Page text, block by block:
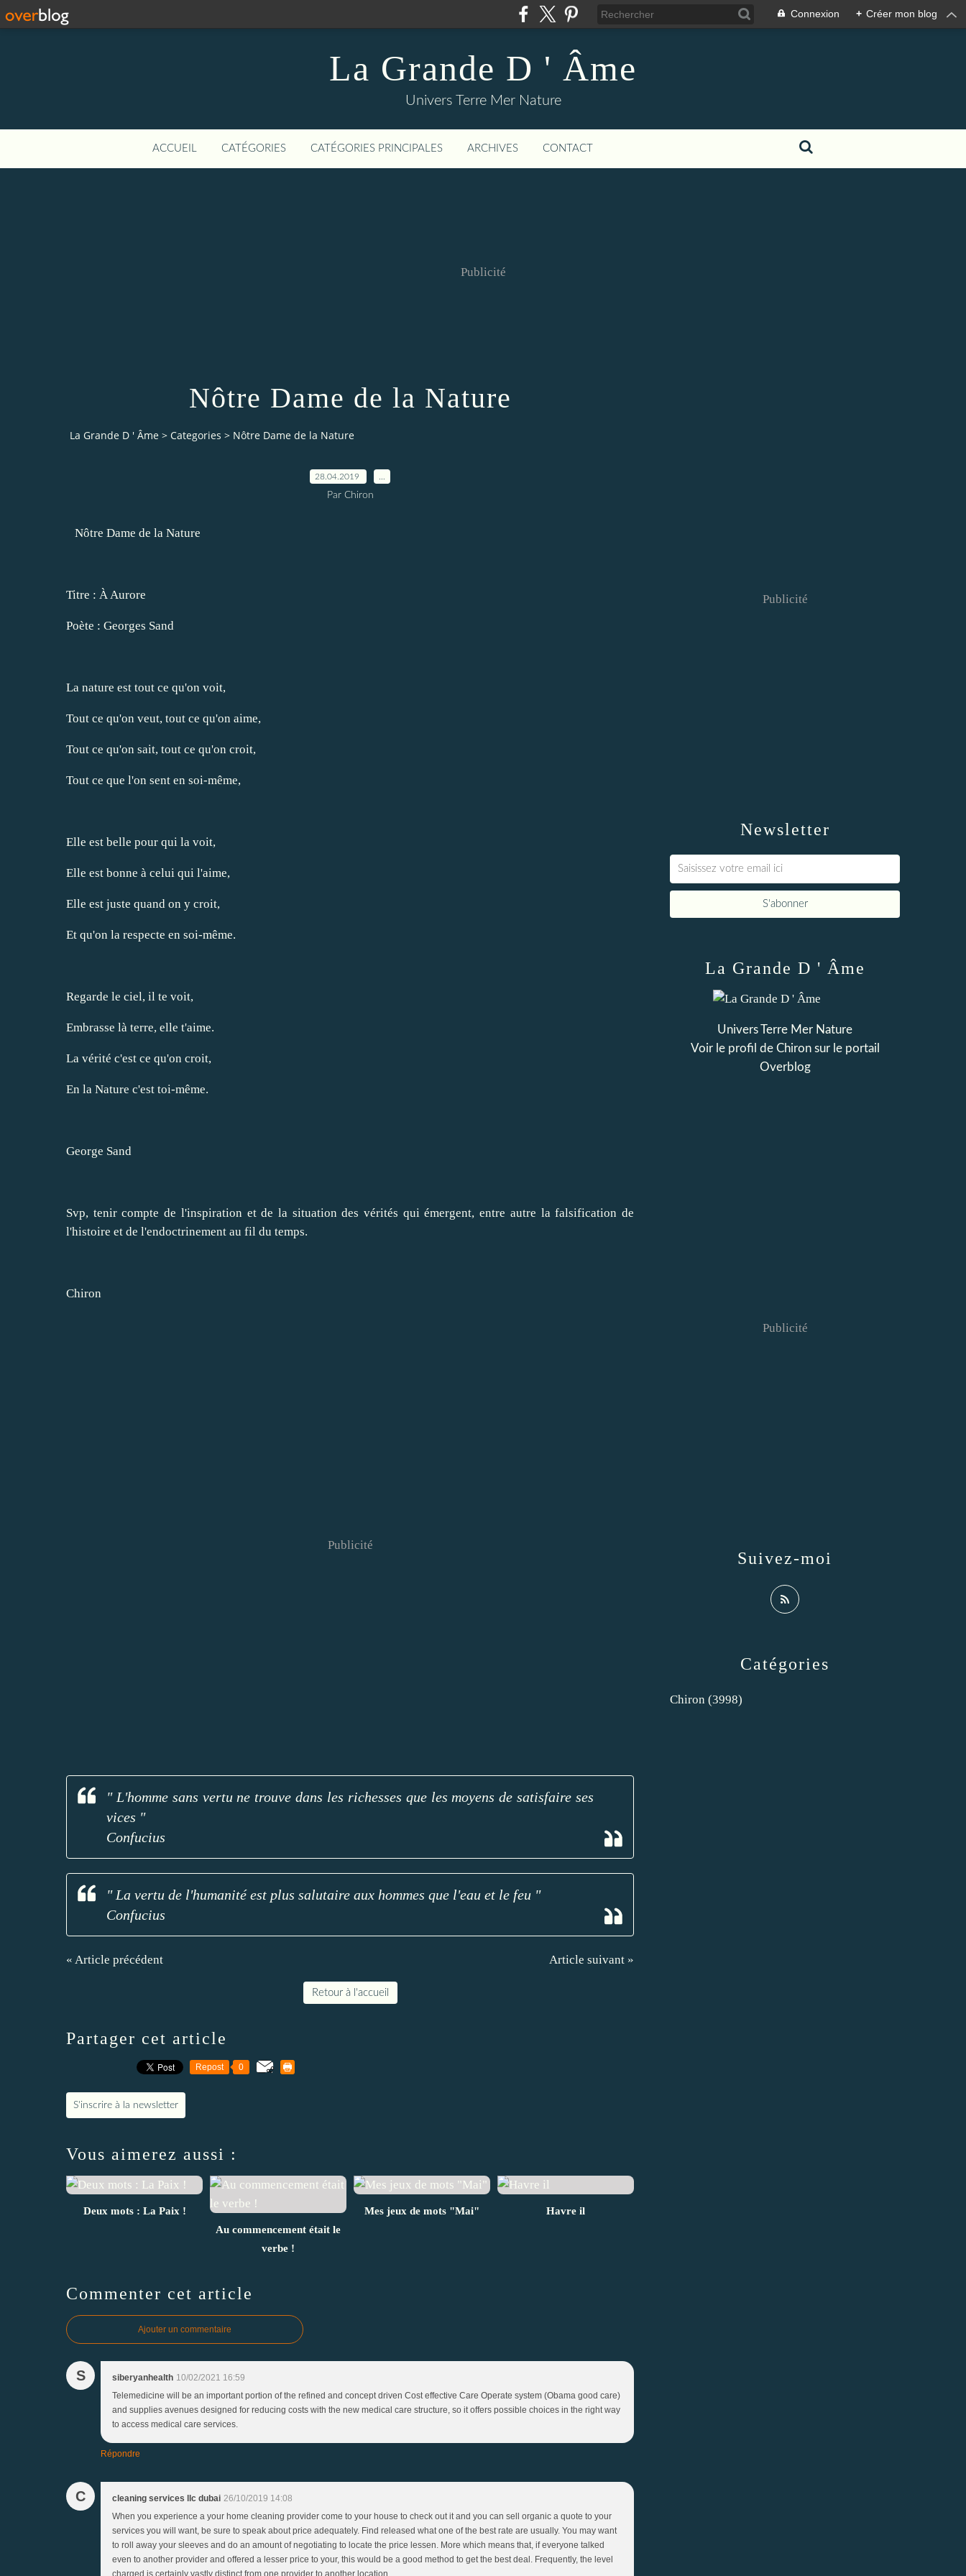
Connexion + Créer mon blog
La Grande D ' Âme
Univers Terre Mer Nature
ACCUEIL CATÉGORIES CATÉGORIES PRINCIPALES ARCHIVES CONTACT
Publicité
Nôtre Dame de la Nature
La Grande D ' Âme > Categories > Nôtre Dame de la Nature
28.04.2019
Par Chiron
Nôtre Dame de la Nature
Titre : À Aurore
Poète : Georges Sand
La nature est tout ce qu'on voit,
Tout ce qu'on veut, tout ce qu'on aime,
Tout ce qu'on sait, tout ce qu'on croit,
Tout ce que l'on sent en soi-même,
Elle est belle pour qui la voit,
Elle est bonne à celui qui l'aime,
Elle est juste quand on y croit,
Et qu'on la respecte en soi-même.
Regarde le ciel, il te voit,
Embrasse là terre, elle t'aime.
La vérité c'est ce qu'on croit,
En la Nature c'est toi-même.
George Sand
Svp, tenir compte de l'inspiration et de la situation des vérités qui émergent, entre autre la falsification de
l'histoire et de l'endoctrinement au fil du temps.
Chiron
Publicité
" L'homme sans vertu ne trouve dans les richesses que les moyens de satisfaire ses
vices "
Confucius
" La vertu de l'humanité est plus salutaire aux hommes que l'eau et le feu "
Confucius
« Article précédent Article suivant »
Retour à l'accueil
Partager cet article
Repost 0
S'inscrire à la newsletter
Vous aimerez aussi :
Deux mots : La Paix !
Au commencement était le
verbe !
Mes jeux de mots "Mai" Havre il
Commenter cet article
Ajouter un commentaire
S siberyanhealth 10/02/2021 16:59
Telemedicine will be an important portion of the refined and concept driven Cost effective Care Operate system (Obama good care)
and supplies avenues designed for reducing costs with the new medical care structure, so it offers possible choices in the right way
to access medical care services.
Répondre
C cleaning services llc dubai 26/10/2019 14:08
When you experience a your home cleaning provider come to your house to check out it and you can sell organic a quote to your
services you will want, be sure to speak about price adequately. Find released what one of the best rate are usually. You may want
to roll away your sleeves and do an amount of negotiating to locate the price lessen. More which means that, if everyone talked
even to another provider and offered a lesser price to your, this would be a good method to get the best deal. Frequently, the level
charged is certainly vastly distinct from one provider to another location.
Newsletter
Publicité
Catégories
Chiron (3998)
La Grande D ' Âme
Univers Terre Mer Nature
Voir le profil de Chironsur le portail
Overblog
Suivez-moi
Publicité